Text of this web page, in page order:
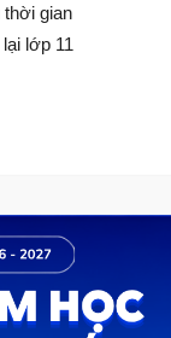
thời gian
lớp 11
biện
kiểm tra